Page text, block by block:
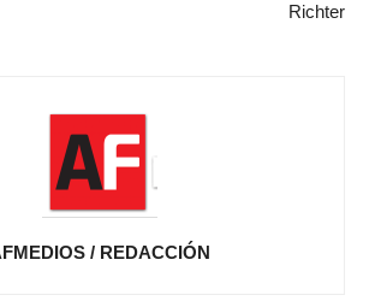
Richter
/ REDACCIÓN